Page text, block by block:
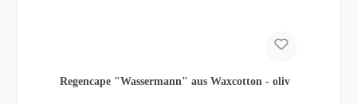
Regencape "Wassermann" aus Waxcotton - oliv